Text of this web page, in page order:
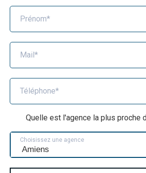
Prénom*
Mail*
Téléphone*
Quelle est l'agence la plus proche
Choisissez une agence